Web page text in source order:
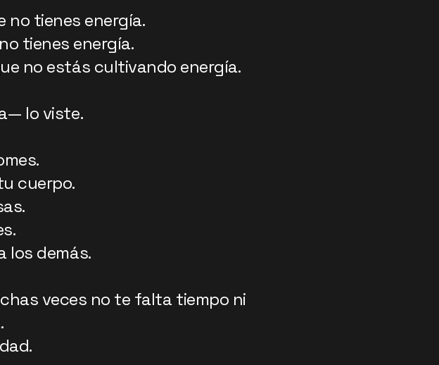
no tienes energía.
tienes energía.
no estás cultivando energía.
lo viste.
cuerpo.
los demás.
veces no te falta tiempo ni